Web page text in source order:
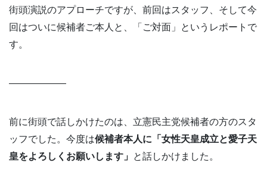
街頭演説のアプローチですが、前回はスタッフ、そして今
回はついに候補者ご本人と、「ご対面」というレポートで
す。
——————
前に街頭で話しかけたのは、立憲民主党候補者の方のスタ
ッフでした。今度は候補者本人に「女性天皇成立と愛子天
皇をよろしくお願いします」 と話しかけました。